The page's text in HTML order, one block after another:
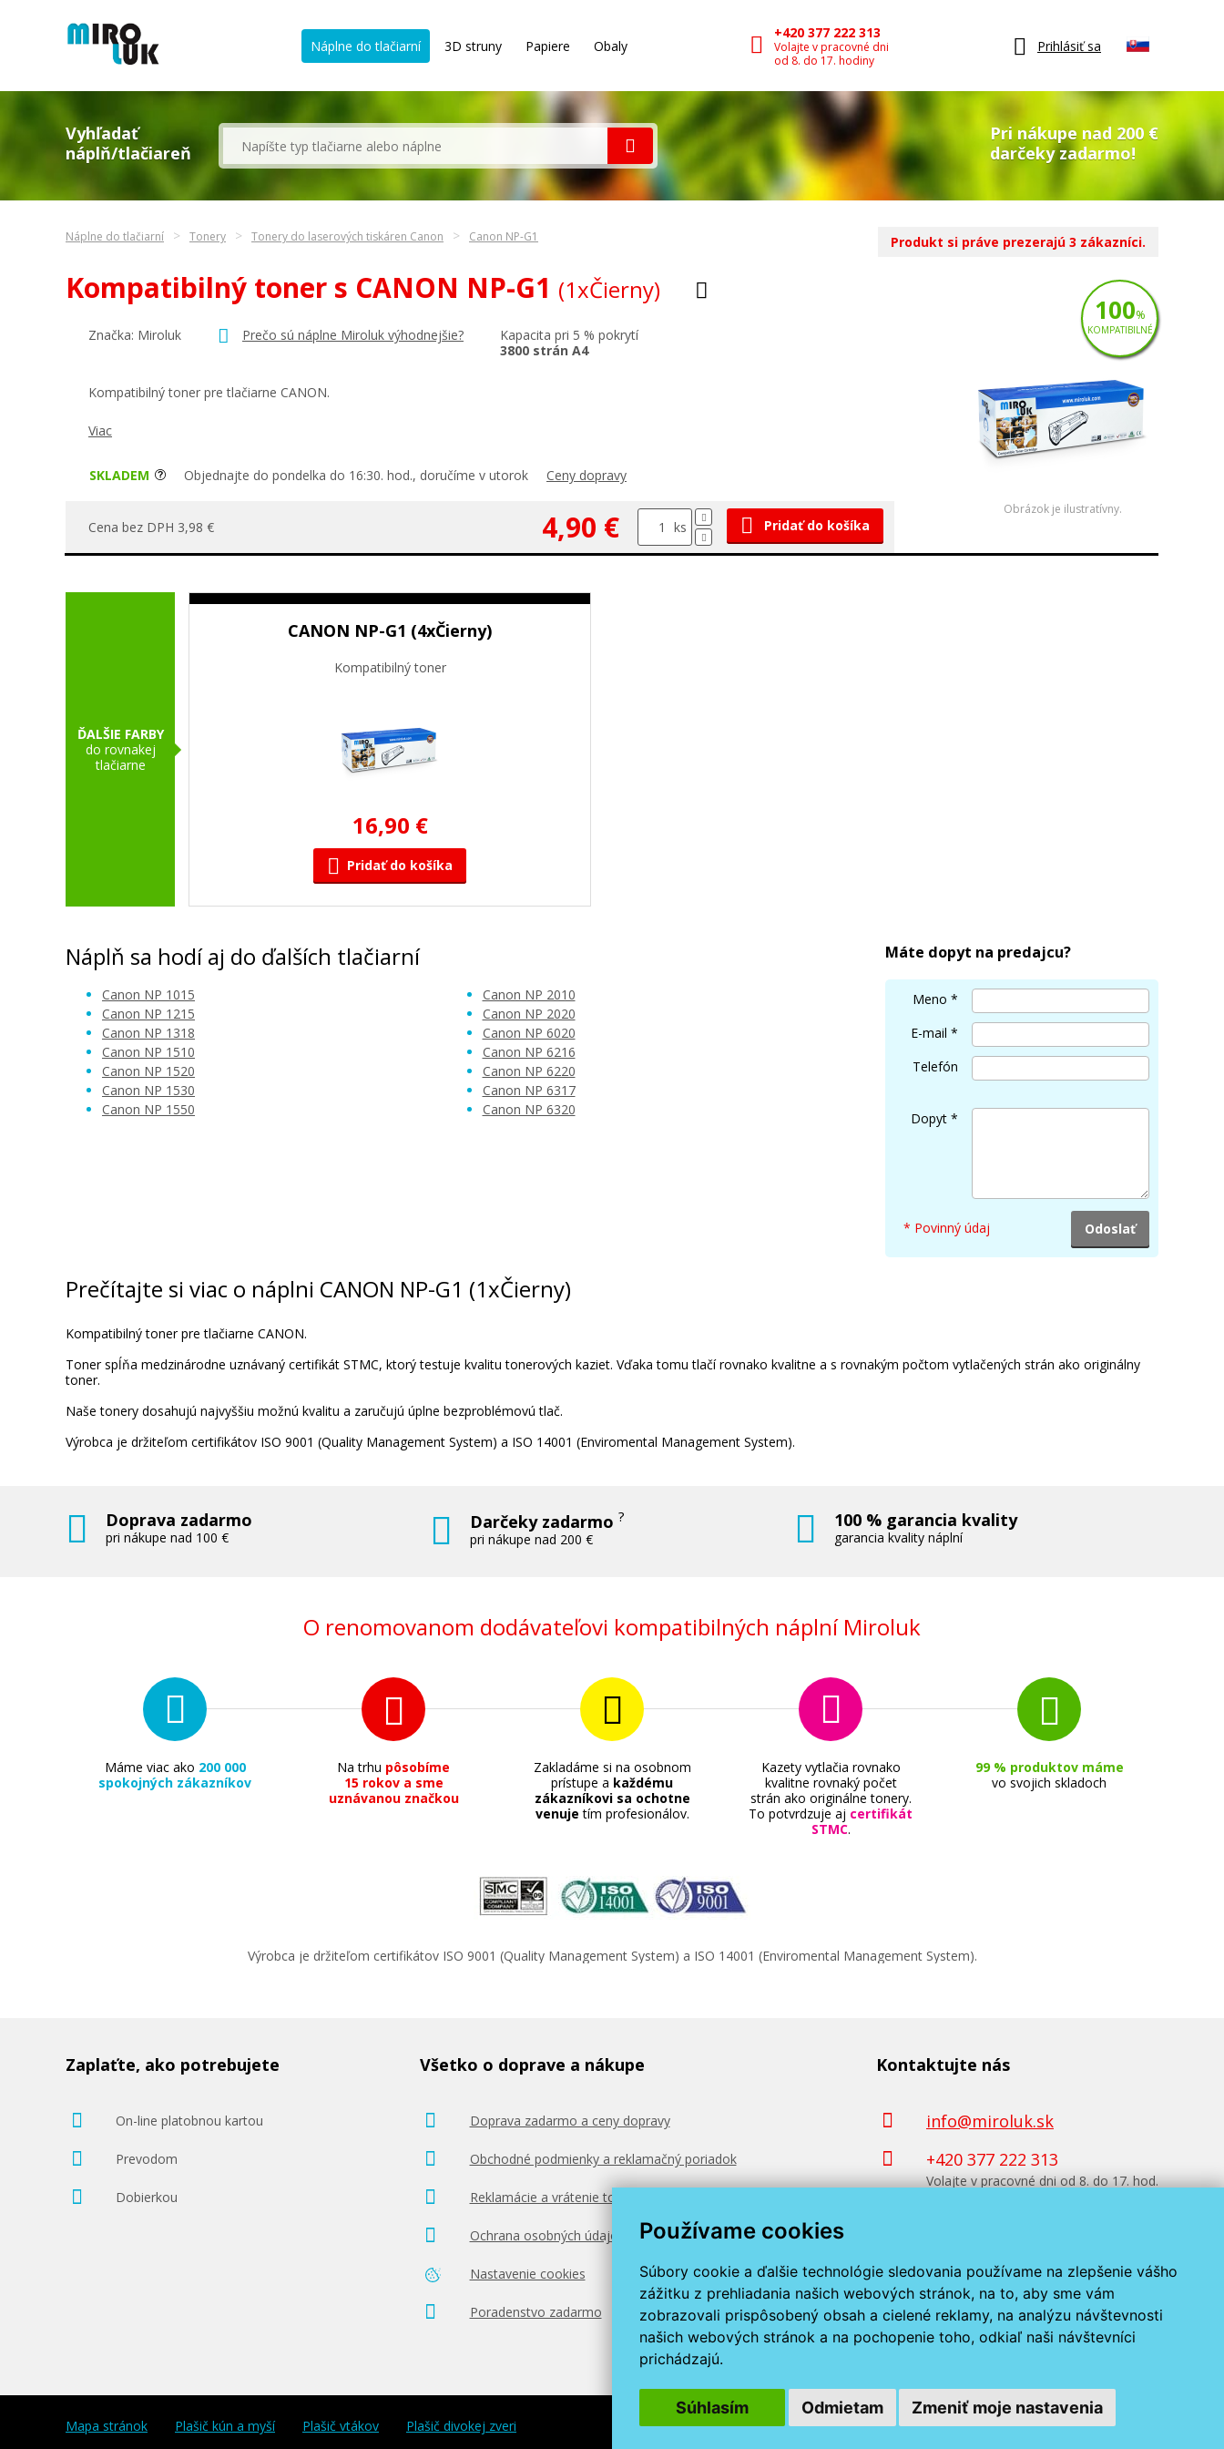
Používame cookies
Súbory cookie a ďalšie technológie sledovania používame na zlepšenie vášho
zážitku z prehliadania našich webových stránok, na to, aby sme vám
zobrazovali prispôsobený obsah a cielené reklamy, na analýzu návštevnosti
našich webových stránok a na pochopenie toho, odkiaľ naši návštevníci
prichádzajú.
Súhlasím Odmietam Zmeniť moje nastavenia
Náplne do tlačiarní 3D struny Papiere Obaly
+420 377 222 313
Volajte v pracovné dni
od 8. do 17. hodiny
Prihlásiť sa
Vyhľadať
náplň/tlačiareň
Pri nákupe nad 200 €
darčeky zadarmo!
Náplne do tlačiarní Tonery Tonery do laserových tiskáren Canon Canon NP-G1
Kompatibilný toner s CANON NP-G1 (1xČierny)
Značka: Miroluk Prečo sú náplne Miroluk výhodnejšie?
Kapacita pri 5 % pokrytí
3800 strán A4
Kompatibilný toner pre tlačiarne CANON.
Viac
SKLADEM Objednajte do pondelka do 16:30. hod., doručíme v utorok Ceny dopravy
Cena bez DPH 3,98 € 4,90 € ks Pridať do košíka
Obrázok je ilustratívny.
100%
KOMPATIBILNÉ
Produkt si práve prezerajú 3 zákazníci.
ĎALŠIE FARBY
do rovnakej
tlačiarne
CANON NP-G1 (4xČierny)
Kompatibilný toner
16,90 €
Pridať do košíka
Náplň sa hodí aj do ďalších tlačiarní
Canon NP 1015
Canon NP 1215
Canon NP 1318
Canon NP 1510
Canon NP 1520
Canon NP 1530
Canon NP 1550
Canon NP 2010
Canon NP 2020
Canon NP 6020
Canon NP 6216
Canon NP 6220
Canon NP 6317
Canon NP 6320
Máte dopyt na predajcu?
Meno *
E-mail *
Telefón
Dopyt *
* Povinný údaj
Prečítajte si viac o náplni CANON NP-G1 (1xČierny)
Kompatibilný toner pre tlačiarne CANON.
Toner spĺňa medzinárodne uznávaný certifikát STMC, ktorý testuje kvalitu tonerových kaziet. Vďaka tomu tlačí rovnako kvalitne a s rovnakým počtom vytlačených strán ako originálny
toner.
Naše tonery dosahujú najvyššiu možnú kvalitu a zaručujú úplne bezproblémovú tlač.
Výrobca je držiteľom certifikátov ISO 9001 (Quality Management System) a ISO 14001 (Enviromental Management System).
Doprava zadarmo
pri nákupe nad 100 €
Darčeky zadarmo?
pri nákupe nad 200 €
100 % garancia kvality
garancia kvality náplní
O renomovanom dodávateľovi kompatibilných náplní Miroluk
Máme viac ako 200 000
spokojných zákazníkov
Na trhu pôsobíme
15 rokov a sme
uznávanou značkou
Zakladáme si na osobnom
prístupe a každému
zákazníkovi sa ochotne
venuje tím profesionálov.
Kazety vytlačia rovnako
kvalitne rovnaký počet
strán ako originálne tonery.
To potvrdzuje aj certifikát
STMC.
99 % produktov máme
vo svojich skladoch
Výrobca je držiteľom certifikátov ISO 9001 (Quality Management System) a ISO 14001 (Enviromental Management System).
Zaplaťte, ako potrebujete
On-line platobnou kartou
Prevodom
Dobierkou
Všetko o doprave a nákupe
Doprava zadarmo a ceny dopravy
Obchodné podmienky a reklamačný poriadok
Reklamácie a vrátenie tovaru
Ochrana osobných údajov
Nastavenie cookies
Poradenstvo zadarmo
Kontaktujte nás
info@miroluk.sk
+420 377 222 313
Volajte v pracovné dni od 8. do 17. hod.
Mapa stránok Plašič kún a myší Plašič vtákov Plašič divokej zveri